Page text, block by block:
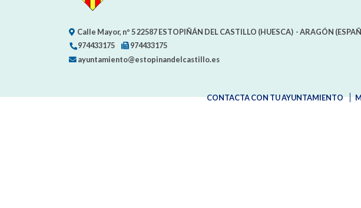
Calle Mayor, nº 522587ESTOPIÑÁN DEL CASTILLO (HUESCA) - ARAGÓN
974433175
974433175
ayuntamiento@estopinandelcastillo.es
CONTACTA CON TU AYUNTAMIENTO